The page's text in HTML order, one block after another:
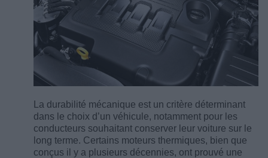
La durabilité mécanique est un critère déterminant
dans le choix d’un véhicule, notamment pour les
conducteurs souhaitant conserver leur voiture sur le
long terme. Certains moteurs thermiques, bien que
conçus il y a plusieurs décennies, ont prouvé une